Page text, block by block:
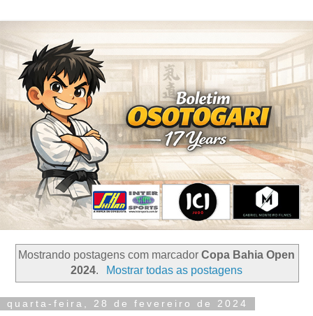
Mostrando postagens com marcador Copa Bahia Open
2024. Mostrar todas as postagens
quarta-feira, 28 de fevereiro de 2024